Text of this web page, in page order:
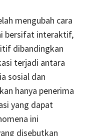
mengubah cara
bersifat interaktif,
dibandingkan
terjadi antara
sosial dan
hanya penerima
yang dapat
ini
disebutkan